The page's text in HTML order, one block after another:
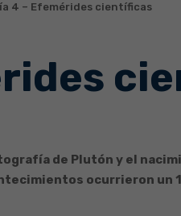
4 – Efemérides científicas
de Plutón y el
ocurrieron un